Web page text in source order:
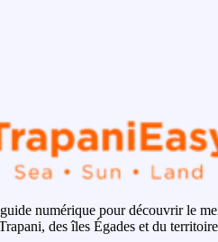
numérique pour découvrir le
des îles Égades et du